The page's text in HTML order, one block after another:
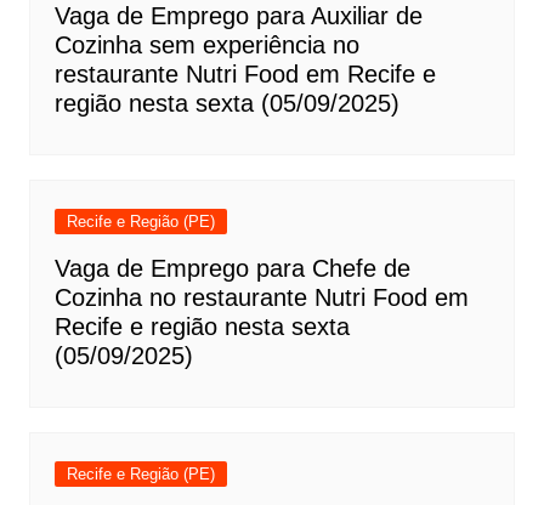
Vaga de Emprego para Auxiliar de
Cozinha sem experiência no
restaurante Nutri Food em Recife e
região nesta sexta (05/09/2025)
Recife e Região (PE)
Vaga de Emprego para Chefe de
Cozinha no restaurante Nutri Food em
Recife e região nesta sexta
(05/09/2025)
Recife e Região (PE)